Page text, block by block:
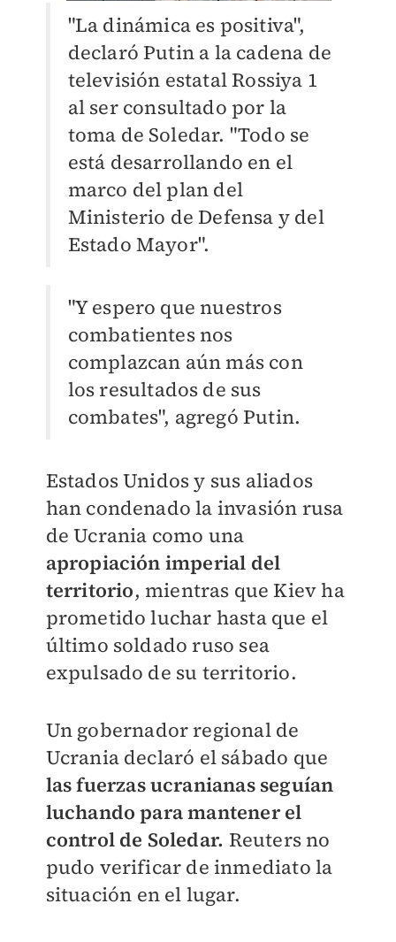
"La dinámica es positiva",
declaró Putin a la cadena de
televisión estatal Rossiya 1
al ser consultado por la
toma de Soledar. "Todo se
está desarrollando en el
marco del plan del
Ministerio de Defensa y del
Estado Mayor".
"Y espero que nuestros
combatientes nos
complazcan aún más con
los resultados de sus
combates", agregó Putin.
Estados Unidos y sus aliados
han condenado la invasión rusa
de Ucrania como una
apropiación imperial del
territorio, mientras que Kiev ha
prometido luchar hasta que el
último soldado ruso sea
expulsado de su territorio.
Un gobernador regional de
Ucrania declaró el sábado que
las fuerzas ucranianas seguían
luchando para mantener el
control de Soledar. Reuters no
pudo verificar de inmediato la
situación en el lugar.